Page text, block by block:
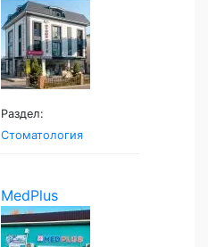
Раздел:
Стоматология
MedPlus